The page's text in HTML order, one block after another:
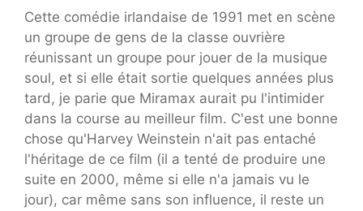
Cette comédie irlandaise de 1991 met en scène
un groupe de gens de la classe ouvrière
réunissant un groupe pour jouer de la musique
soul, et si elle était sortie quelques années plus
tard, je parie que Miramax aurait pu l'intimider
dans la course au meilleur film. C'est une bonne
chose qu'Harvey Weinstein n'ait pas entaché
l'héritage de ce film (il a tenté de produire une
suite en 2000, même si elle n'a jamais vu le
jour), car même sans son influence, il reste un